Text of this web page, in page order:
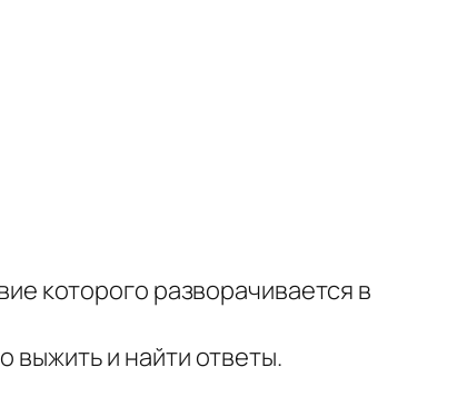
которого разворачивается в
выжить и найти ответы.